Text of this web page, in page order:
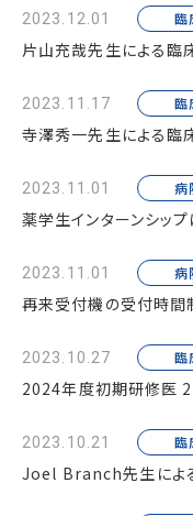
2023.12.01 臨
片山充哉先生による臨
2023.11.17 臨
寺澤秀一先生による臨
2023.11.01 病
薬学生インターンシップ
2023.11.01 病
再来受付機の受付時間
2023.10.27 臨
2024年度初期研修医 2
2023.10.21 臨
Joel Branch先生によ